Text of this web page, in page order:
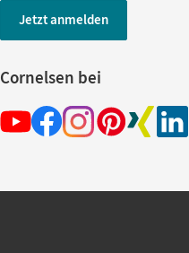
Jetzt anmelden
Cornelsen bei